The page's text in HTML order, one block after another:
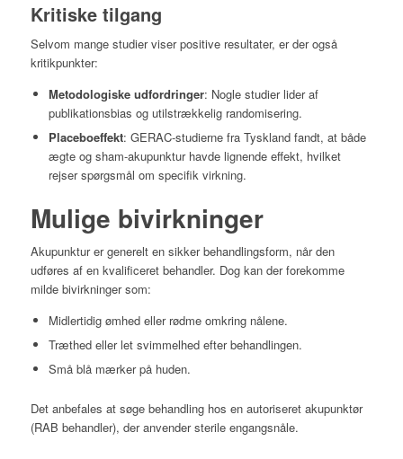
Kritiske tilgang
Selvom mange studier viser positive resultater, er der også
kritikpunkter:
Metodologiske udfordringer: Nogle studier lider af
publikationsbias og utilstrækkelig randomisering.
Placeboeffekt: GERAC-studierne fra Tyskland fandt, at både
ægte og sham-akupunktur havde lignende effekt, hvilket
rejser spørgsmål om specifik virkning.
Mulige bivirkninger
Akupunktur er generelt en sikker behandlingsform, når den
udføres af en kvalificeret behandler. Dog kan der forekomme
milde bivirkninger som:
Midlertidig ømhed eller rødme omkring nålene.
Træthed eller let svimmelhed efter behandlingen.
Små blå mærker på huden.
Det anbefales at søge behandling hos en autoriseret akupunktør
(RAB behandler), der anvender sterile engangsnåle.